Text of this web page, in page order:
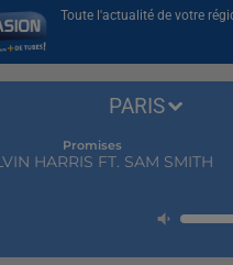
Toute l'actualité de votre
Promises
HARRIS FT. SAM SMITH
PARIS